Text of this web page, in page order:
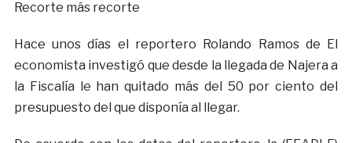
Recorte más recorte
Hace unos días el reportero Rolando Ramos de El
economista investigó que desde la llegada de Najera a
la Fiscalía le han quitado más del 50 por ciento del
presupuesto del que disponía al llegar.